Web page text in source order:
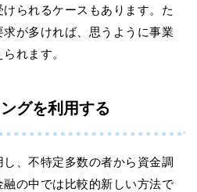
られるケースもあります。た
が多ければ、思うように事業
れます。
グを利用する
、不特定多数の者から資金調
の中では比較的新しい方法で